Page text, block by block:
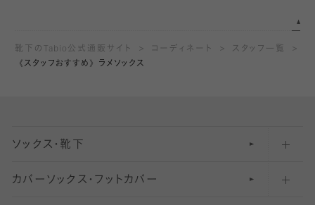
靴下のTabio公式通販サイト コーディネート
スタッフ一覧
《スタッフおすすめ》ラメソックス
ソックス・靴下
五本指ソックス・靴下
カバーソックス・フットカバー